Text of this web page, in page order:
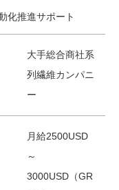
化推進サポート
大手総合商社系
列繊維カンパニ
ー
月給2500USD
～
3000USD（GR